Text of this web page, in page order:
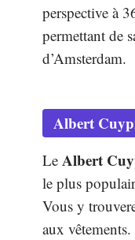
perspective à
permettant de
d’Amsterdam.
Albert
Le Albert
le plus
Vous y
aux